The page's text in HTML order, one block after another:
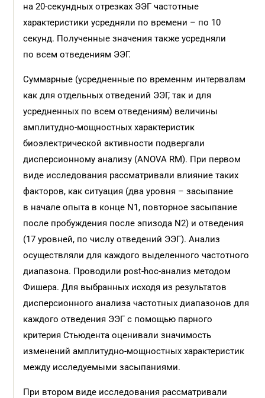
на 20-секундных отрезках ЭЭГ частотные
характеристики усредняли по времени – по 10
секунд. Полученные значения также усредняли
по всем отведениям ЭЭГ.
Суммарные (усредненные по временнм интервалам
как для отдельных отведений ЭЭГ, так и для
усредненных по всем отведениям) величины
амплитудно-мощностных характеристик
биоэлектрической активности подвергали
дисперсионному анализу (ANOVA RM). При первом
виде исследования рассматривали влияние таких
факторов, как ситуация (два уровня – засыпание
в начале опыта в конце N1, повторное засыпание
после пробуждения после эпизода N2) и отведения
(17 уровней, по числу отведений ЭЭГ). Анализ
осуществляли для каждого выделенного частотного
диапазона. Проводили post-hoc-анализ методом
Фишера. Для выбранных исходя из результатов
дисперсионного анализа частотных диапазонов для
каждого отведения ЭЭГ с помощью парного
критерия Стьюдента оценивали значимость
изменений амплитудно-мощностных характеристик
между исследуемыми засыпаниями.
При втором виде исследования рассматривали